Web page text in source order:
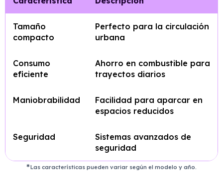
Tamaño
compacto
Perfecto para la circulación
urbana
Consumo
eficiente
Ahorro en combustible para
trayectos diarios
Maniobrabilidad
Facilidad para aparcar en
espacios reducidos
Seguridad
Sistemas avanzados de
seguridad
Las características pueden variar según el modelo y año.